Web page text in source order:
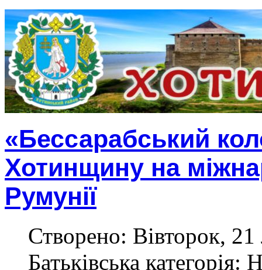
«Бессарабський
Хотинщину на
Румунії
Створено: Вівторок,
Батьківська категорія: